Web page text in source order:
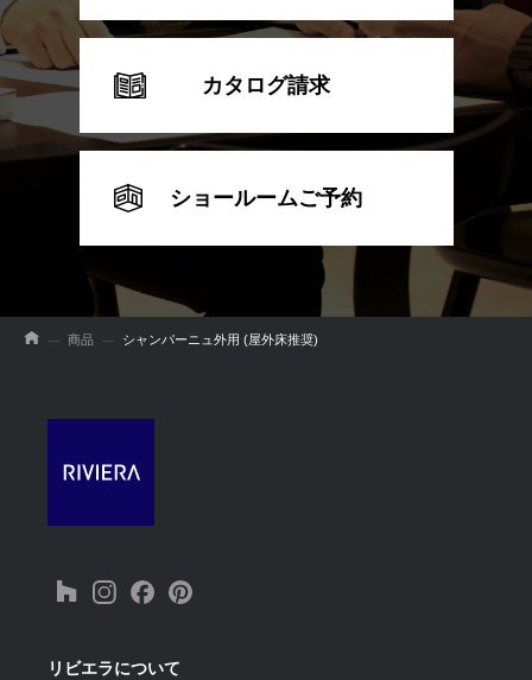
カタログ請求
ショールームご予約
商品 シャンパーニュ外用 (屋外床推奨)
リビエラについて